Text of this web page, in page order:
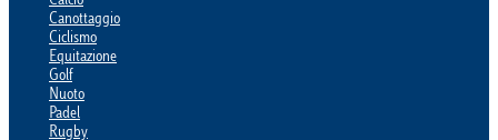
Canottaggio
Ciclismo
Equitazione
Golf
Nuoto
Padel
Rugby